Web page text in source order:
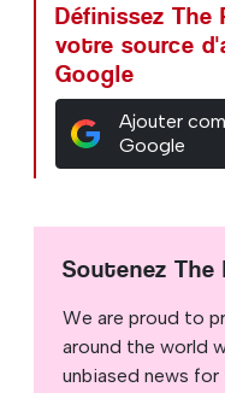
Définissez The
votre source
Google
Ajouter
Google
Soutenez The
We are proud to
around the world
unbiased news